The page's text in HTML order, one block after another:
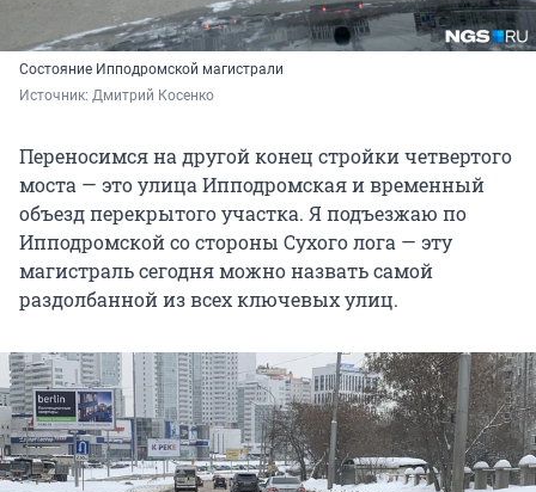
Состояние Ипподромской магистрали
Источник: Дмитрий Косенко
Переносимся на другой конец стройки четвертого
моста — это улица Ипподромская и временный
объезд перекрытого участка. Я подъезжаю по
Ипподромской со стороны Сухого лога — эту
магистраль сегодня можно назвать самой
раздолбанной из всех ключевых улиц.